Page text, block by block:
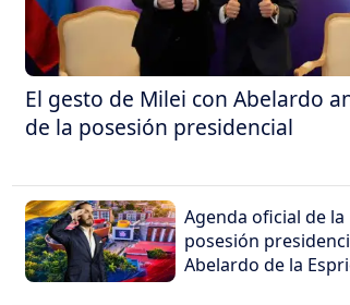
El gesto de Milei con Abelardo
de la posesión presidencial
Agenda oficial de la
posesión
Abelardo de la